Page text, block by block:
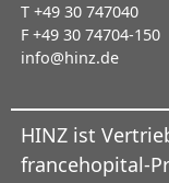
T +49 30 747040
F +49 30 74704-150
info@hinz.de
HINZ ist
francehopital-